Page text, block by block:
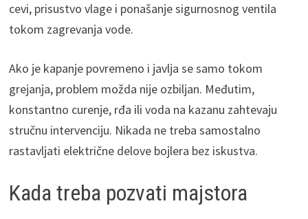
cevi, prisustvo vlage i ponašanje sigurnosnog ventila
tokom zagrevanja vode.
Ako je kapanje povremeno i javlja se samo tokom
grejanja, problem možda nije ozbiljan. Međutim,
konstantno curenje, rđa ili voda na kazanu zahtevaju
stručnu intervenciju. Nikada ne treba samostalno
rastavljati električne delove bojlera bez iskustva.
Kada treba pozvati majstora